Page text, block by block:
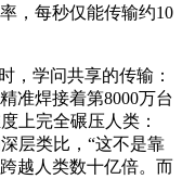
，每秒仅能传输约10
学问共享的传输：
准焊接着第8000万台
上完全碾压人类：
层类比，“这不是靠
越人类数十亿倍。而